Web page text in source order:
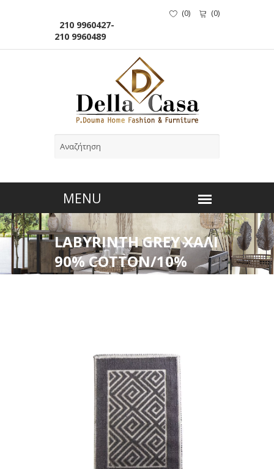
210 9960427-
210 9960489
(0) (0)
LABYRINTH GREY ΧΑΛΙ
90% COTTON/10%
POLYESTER 140Χ200ΕΚ